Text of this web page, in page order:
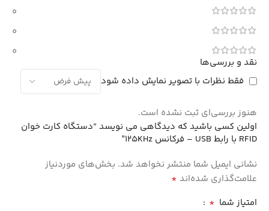
0
0
0
نقد و بررسی‌ها
فقط نظرات با تصویر نمایش داده شود
هنوز بررسی‌ای ثبت نشده است.
اولین کسی باشید که دیدگاهی می نویسد “دستگاه کارت خوان
RFID با رابط USB – فرکانس 125KHz”
نشانی ایمیل شما منتشر نخواهد شد. بخش‌های موردنیاز
علامت‌گذاری شده‌اند *
امتیاز شما *